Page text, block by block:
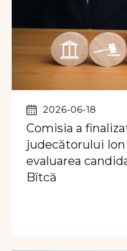
2026-06-18
Comisia a
judecătorului Ion
evaluarea
Bîtcă